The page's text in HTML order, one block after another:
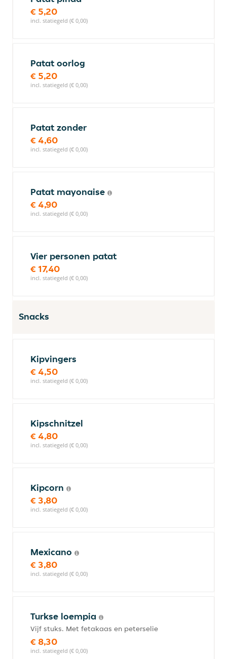
€ 5,20
incl. statiegeld (€ 0,00)
Patat oorlog
€ 5,20
incl. statiegeld (€ 0,00)
Patat zonder
€ 4,60
incl. statiegeld (€ 0,00)
Patat mayonaise
€ 4,90
incl. statiegeld (€ 0,00)
Vier personen patat
€ 17,40
incl. statiegeld (€ 0,00)
Snacks
Kipvingers
€ 4,50
incl. statiegeld (€ 0,00)
Kipschnitzel
€ 4,80
incl. statiegeld (€ 0,00)
Kipcorn
€ 3,80
incl. statiegeld (€ 0,00)
Mexicano
€ 3,80
incl. statiegeld (€ 0,00)
Turkse loempia
Vijf stuks. Met fetakaas en peterselie
€ 8,30
incl. statiegeld (€ 0,00)